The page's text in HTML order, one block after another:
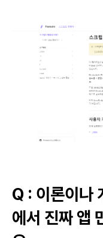
Q : 이론이나
에서 진짜 앱